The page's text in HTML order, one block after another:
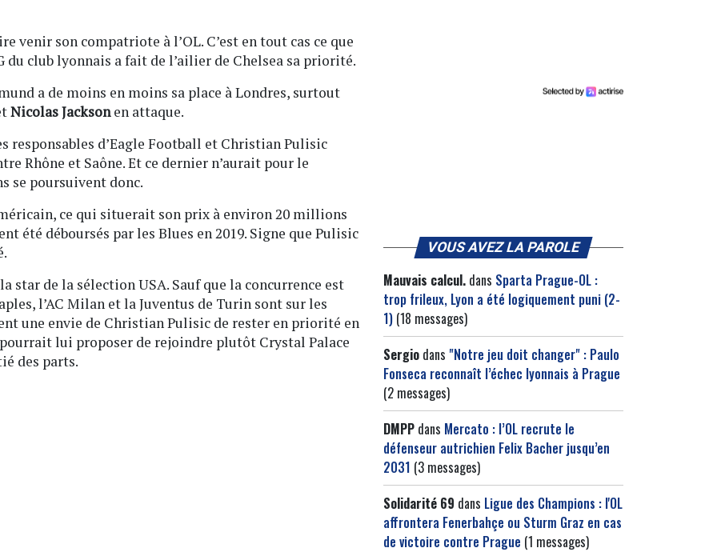
venir son compatriote à l’OL. C’est en tout cas ce que
du club lyonnais a fait de l’ailier de Chelsea sa priorité.
a de moins en moins sa place à Londres, surtout
Nicolas Jacksonen attaque.
responsables d’Eagle Football et Christian Pulisic
Rhône et Saône. Et ce dernier n’aurait pour le
se poursuivent donc.
ce qui situerait son prix à environ 20 millions
été déboursés par les Blues en 2019. Signe que Pulisic
star de la sélection USA. Sauf que la concurrence est
l’AC Milan et la Juventus de Turin sont sur les
une envie de Christian Pulisic de rester en priorité en
lui proposer de rejoindre plutôt Crystal Palace
des parts.
VOUS AVEZ LA PAROLE
Mauvais calcul. dans Sparta Prague-OL :
trop frileux, Lyon a été logiquement puni (2-
1) (18 messages)
Sergio dans "Notre jeu doit changer" : Paulo
Fonseca reconnaît l’échec lyonnais à Prague
(2 messages)
DMPP dans Mercato : l’OL recrute le
défenseur autrichien Felix Bacher jusqu’en
2031 (3 messages)
Solidarité 69 dans Ligue des Champions : l'OL
affrontera Fenerbahçe ou Sturm Graz en cas
de victoire contre Prague (1 messages)